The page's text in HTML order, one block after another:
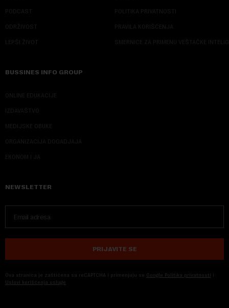
PODCAST
ODRŽIVOST
LEPŠI ŽIVOT
POLITIKA PRIVATNOSTI
PRAVILA KORIŠĆENJA
SMERNICE ZA PRIMENU VEŠTAČKE
BUSSINES INFO GROUP
ONLINE EDUKACIJE
IZDAVAŠTVO
MEDIJSKE OBUKE
ORGANIZACIJA DOGADJAJA
EKONOM I JA
NEWSLETTER
PRIJAVITE SE
Ova stranica je zaštićena sa reCAPTCHA i primenjuju se Google Politika privatnosti i
Uslovi korišćenja usluge